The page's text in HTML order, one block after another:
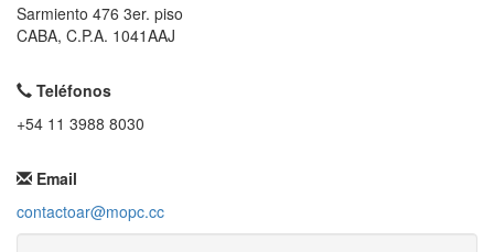
Sarmiento 476 3er. piso
CABA, C.P.A. 1041AAJ
Teléfonos
+54 11 3988 8030
Email
contactoar@mopc.cc